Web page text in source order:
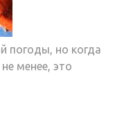
погоды, но когда
менее, это